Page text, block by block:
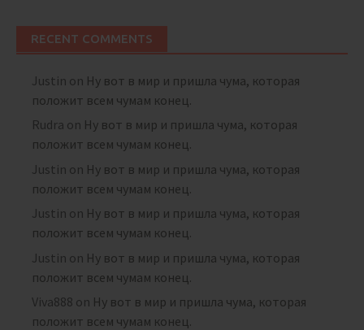
RECENT COMMENTS
Justin on Ну вот в мир и пришла чума, которая
положит всем чумам конец.
Rudra on Ну вот в мир и пришла чума, которая
положит всем чумам конец.
Justin on Ну вот в мир и пришла чума, которая
положит всем чумам конец.
Justin on Ну вот в мир и пришла чума, которая
положит всем чумам конец.
Justin on Ну вот в мир и пришла чума, которая
положит всем чумам конец.
Viva888 on Ну вот в мир и пришла чума, которая
положит всем чумам конец.